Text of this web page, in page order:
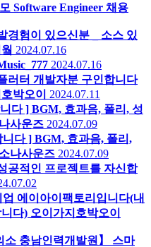
Software Engineer 채용
경험이 있으신분 _ 소스 있
2024.07.16
2024.07.16
러터 개발자분 구인합니다
박오이
2024.07.11
다 ] BGM, 효과음, 폴리, 성
사운즈 2024.07.09
다 ] BGM, 효과음, 폴리,
소나사운즈 2024.07.09
공적인 프로젝트를 자신합
에이아이팩토리입니다(내
다) 오이가지호박오이
소 충남인력개발원】 스마